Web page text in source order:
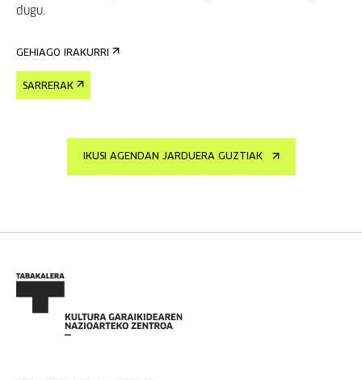
dugu.
GEHIAGO IRAKURRI
SARRERAK
IKUSI AGENDAN JARDUERA GUZTIAK